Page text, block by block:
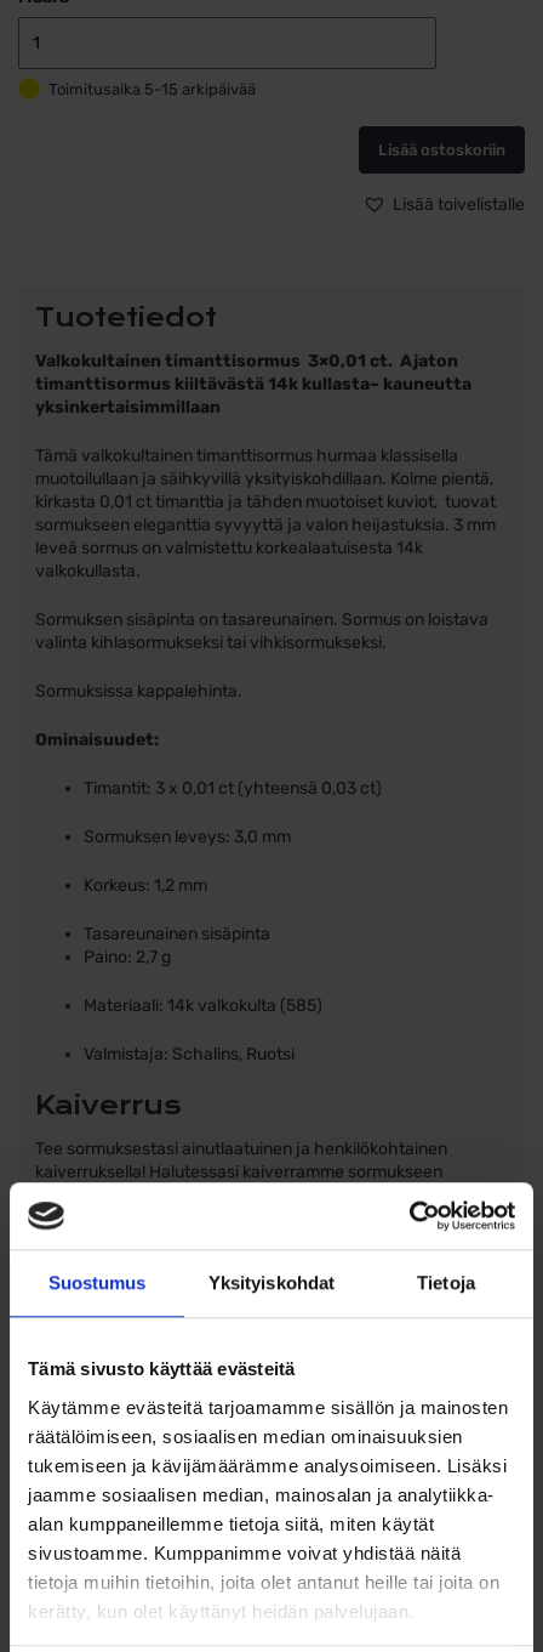
Suostumus Yksityiskohdat Tietoja
Tämä sivusto käyttää evästeitä
Käytämme evästeitä tarjoamamme sisällön ja mainosten
räätälöimiseen, sosiaalisen median ominaisuuksien
tukemiseen ja kävijämäärämme analysoimiseen. Lisäksi
jaamme sosiaalisen median, mainosalan ja analytiikka-
alan kumppaneillemme tietoja siitä, miten käytät
sivustoamme. Kumppanimme voivat yhdistää näitä
tietoja muihin tietoihin, joita olet antanut heille tai joita on
kerätty, kun olet käyttänyt heidän palvelujaan.
14k
071.3
3x0,01
Toimitusaika 5-15 arkipäivää
Lisää ostoskoriin
Lisää toivelistalle
Tuotetiedot
Valkokultainen timanttisormus 3×0,01 ct. Ajaton
timanttisormus kiiltävästä 14k kullasta– kauneutta
yksinkertaisimmillaan
Tämä valkokultainen timanttisormus hurmaa klassisella
muotoilullaan ja säihkyvillä yksityiskohdillaan. Kolme pientä,
kirkasta 0,01 ct timanttia ja tähden muotoiset kuviot, tuovat
sormukseen eleganttia syvyyttä ja valon heijastuksia. 3 mm
leveä sormus on valmistettu korkealaatuisesta 14k
valkokullasta.
Sormuksen sisäpinta on tasareunainen. Sormus on loistava
valinta kihlasormukseksi tai vihkisormukseksi.
Sormuksissa kappalehinta.
Ominaisuudet:
Timantit: 3 x 0,01 ct (yhteensä 0,03 ct)
Sormuksen leveys: 3,0 mm
Korkeus: 1,2 mm
Tasareunainen sisäpinta
Paino: 2,7 g
Materiaali: 14k valkokulta (585)
Valmistaja: Schalins, Ruotsi
Kaiverrus
Tee sormuksestasi ainutlaatuinen ja henkilökohtainen
kaiverruksella! Halutessasi kaiverramme sormukseen
yksityiskohta tekee sormuksestasi erityisen ja ikimuistoisen.
Sormuksen saatavuus ja
Toimitusaika on noin 10-15 arkipäivää.
Huomioitavaa koon
valinnassa
Huolellinen koon valinta on tärkeää täydellisen istuvuuden
varmistamiseksi.
Huomioithan, että sormesi koko voi vaihdella riippuen
lämpötilasta ja vuorokauden ajasta. Sormesi saattavat olla
aamulla turvonneet ja illalla kapeammat, joten koon